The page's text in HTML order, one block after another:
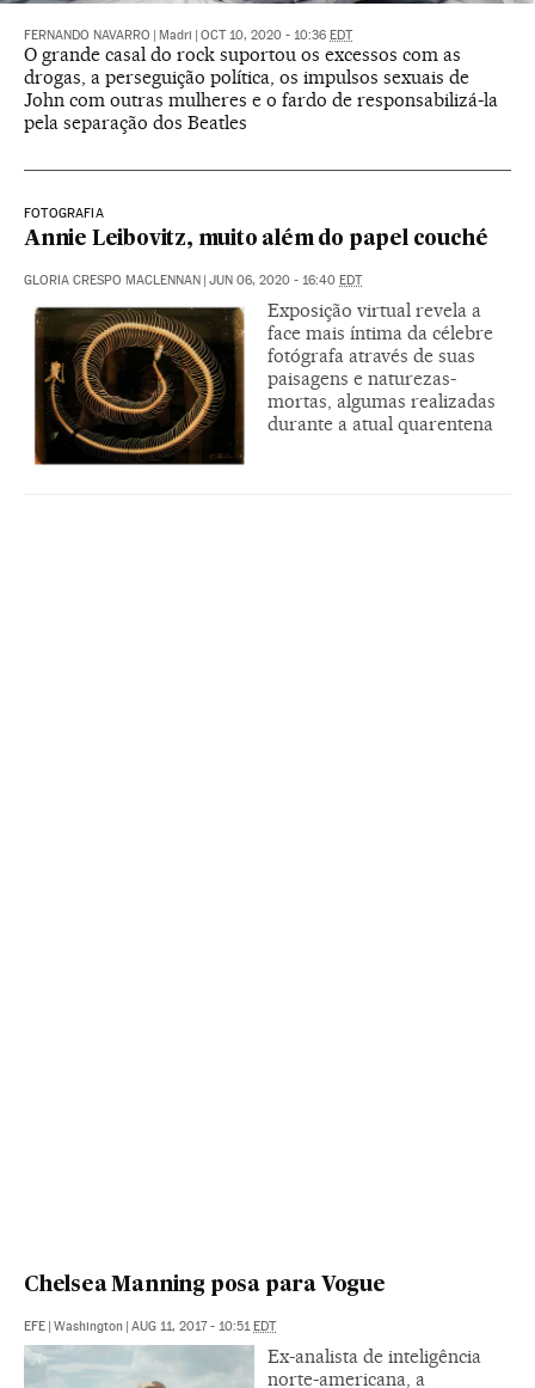
FERNANDO NAVARRO Madri OCT 10, 2020 - 10:36 EDT
O grande casal do rock suportou os excessos com as
drogas, a perseguição política, os impulsos sexuais de
John com outras mulheres e o fardo de responsabilizá-la
pela separação dos Beatles
FOTOGRAFIA
Annie Leibovitz, muito além do papel couché
GLORIA CRESPO MACLENNAN JUN 06, 2020 - 16:40 EDT
Exposição virtual revela a
face mais íntima da célebre
fotógrafa através de suas
paisagens e naturezas-
mortas, algumas realizadas
durante a atual quarentena
Chelsea Manning posa para Vogue
EFE Washington AUG 11, 2017 - 10:51 EDT
Ex-analista de inteligência
norte-americana, a